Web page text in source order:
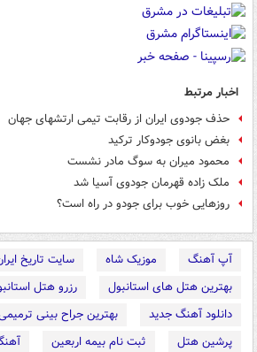
اخبار مرتبط
حذف جودوی ایران از رقابت تیمی ارتشهای جهان
بغض بانوی جودوکار ترکید
محمود میران به سوگ مادر نشست
ملک زاده قهرمان جودوی آسیا شد
روزهایی خوب برای جودو در راه است؟
آپ آهنگ موزیک شاه
سایت تاریخ
بهترین هتل های استانبول
رزرو هتل
دانلود آهنگ جدید
بهترین جراح بینی
پرشین هتل
ثبت نام بیمه اربعین